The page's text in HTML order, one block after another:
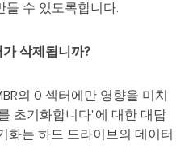
들 수 있도록합니다.
삭제됩니까?
의 0 섹터에만 영향을 미치
초기화합니다"에 대한 대답
화는 하드 드라이브의 데이터